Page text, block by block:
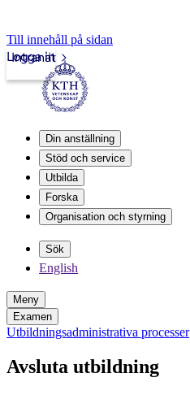
Till innehåll på sidan
Intranät
Logga in
Din anställning
Stöd och service
Utbilda
Forska
Organisation och styrning
Sök
English
Meny
Examen
Utbildningsadministrativa processer
Avsluta utbildning